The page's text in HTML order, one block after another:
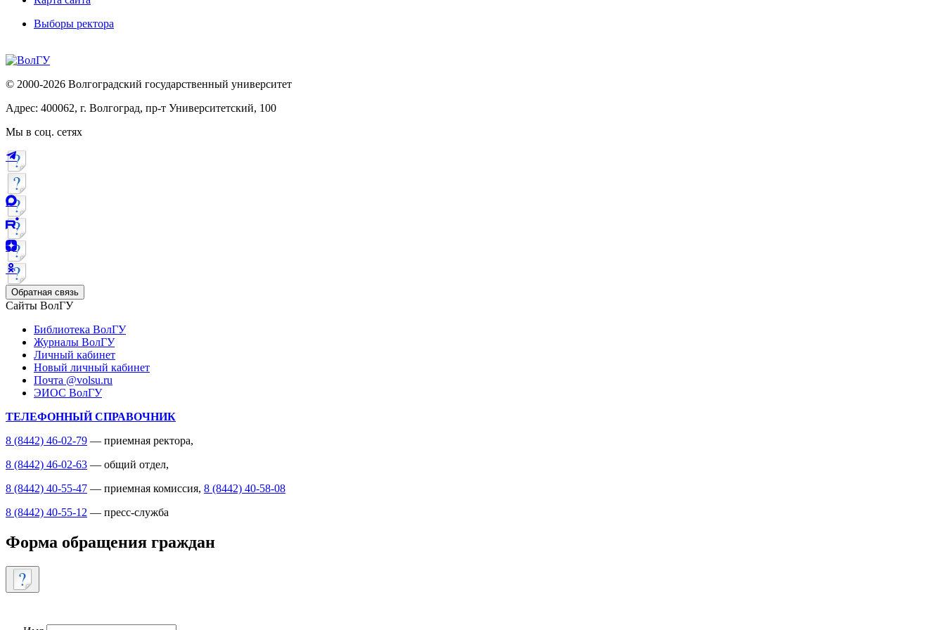
Выборы ректора
© 2000-2026 Волгоградский государственный университет
Адрес: 400062, г. Волгоград, пр-т Университетский, 100
Мы в соц. сетях
Обратная связь
Сайты ВолГУ
Библиотека ВолГУ
Журналы ВолГУ
Личный кабинет
Новый личный кабинет
Почта @volsu.ru
ЭИОС ВолГУ
ТЕЛЕФОННЫЙ СПРАВОЧНИК
8 (8442) 46-02-79 — приемная ректора,
8 (8442) 46-02-63 — общий отдел,
8 (8442) 40-55-47 — приемная комиссия, 8 (8442) 40-58-08
8 (8442) 40-55-12 — пресс-служба
Форма обращения граждан